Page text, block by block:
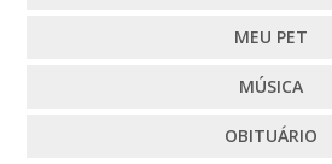
MEU PET
MÚSICA
OBITUÁRIO